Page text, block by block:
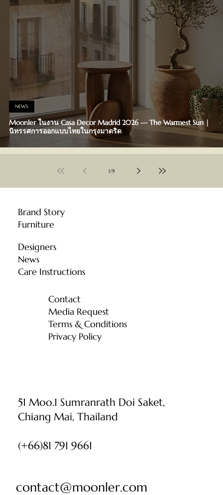
Moonler ในงาน Casa Decor Madrid 2026 — The Warmest Sun |
นิทรรศการออกแบบไทยในกรุงมาดริด
NEWS
1/9
contact@moonler.com
51 Moo.1 Sumranrath Doi Saket,
Chiang Mai, Thailand
(+66)81 791 9661
Brand Story
Furniture
Designers
News
Care Instructions
Contact
Media Request
Terms & Conditions
Privacy Policy